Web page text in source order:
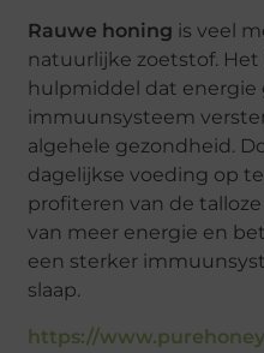
Rauwe honing is veel
natuurlijke zoetstof. Het
hulpmiddel dat energie
immuunsysteem
algehele gezondheid.
dagelijkse voeding op
profiteren van de
van meer energie en
een sterker
slaap.
https://